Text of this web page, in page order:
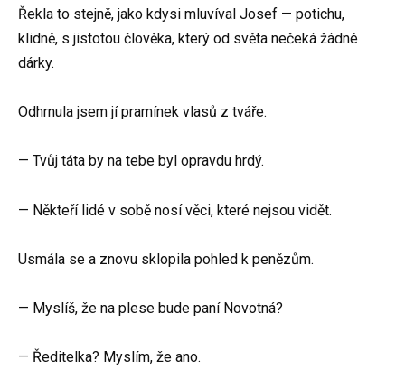
Řekla to stejně, jako kdysi mluvíval Josef — potichu,
klidně, s jistotou člověka, který od světa nečeká žádné
dárky.
Odhrnula jsem jí pramínek vlasů z tváře.
— Tvůj táta by na tebe byl opravdu hrdý.
— Někteří lidé v sobě nosí věci, které nejsou vidět.
Usmála se a znovu sklopila pohled k penězům.
— Myslíš, že na plese bude paní Novotná?
— Ředitelka? Myslím, že ano.